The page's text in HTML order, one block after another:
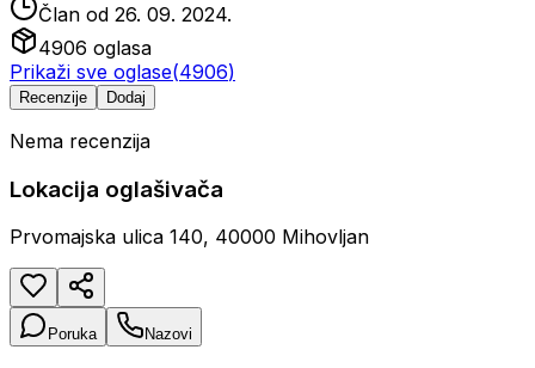
Član od 26. 09. 2024.
4906 oglasa
Prikaži sve oglase(4906)
Recenzije Dodaj
Nema recenzija
Lokacija oglašivača
Prvomajska ulica 140, 40000 Mihovljan
Poruka Nazovi